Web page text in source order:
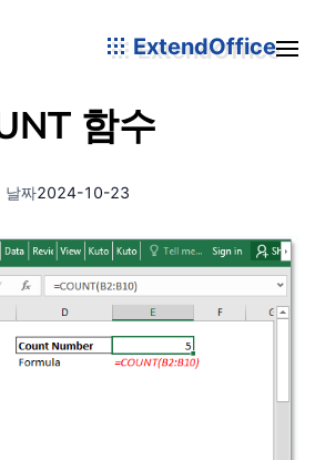
ExtendOffice
함수
날짜2024-10-23